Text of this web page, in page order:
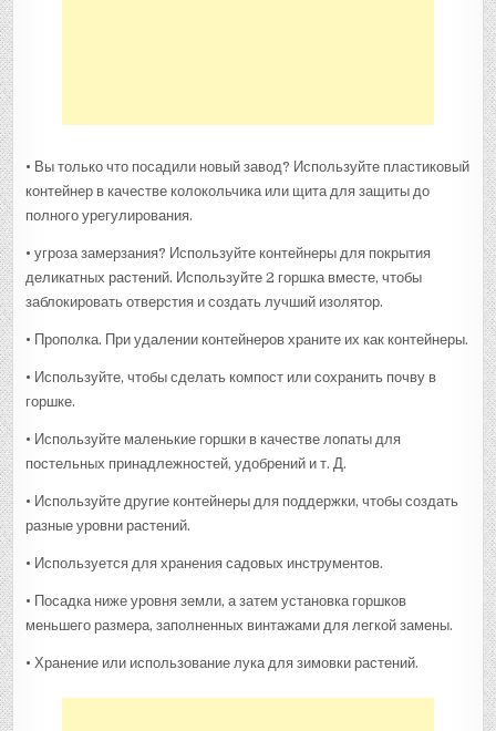
• Вы только что посадили новый завод? Используйте пластиковый
контейнер в качестве колокольчика или щита для защиты до
полного урегулирования.
• угроза замерзания? Используйте контейнеры для покрытия
деликатных растений. Используйте 2 горшка вместе, чтобы
заблокировать отверстия и создать лучший изолятор.
• Прополка. При удалении контейнеров храните их как контейнеры.
• Используйте, чтобы сделать компост или сохранить почву в
горшке.
• Используйте маленькие горшки в качестве лопаты для
постельных принадлежностей, удобрений и т. Д.
• Используйте другие контейнеры для поддержки, чтобы создать
разные уровни растений.
• Используется для хранения садовых инструментов.
• Посадка ниже уровня земли, а затем установка горшков
меньшего размера, заполненных винтажами для легкой замены.
• Хранение или использование лука для зимовки растений.